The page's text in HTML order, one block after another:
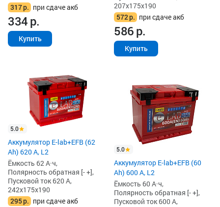
317р. при сдаче акб
334р.
Купить
207x175x190
572р. при сдаче акб
586р.
Купить
5.0
Аккумулятор E-lab+EFB (62
Ah) 620 А, L2
Ёмкость 62 А·ч,
Полярность обратная [- +],
Пусковой ток 620 А,
242x175x190
295р. при сдаче акб
5.0
Аккумулятор E-lab+EFB (60
Ah) 600 А, L2
Ёмкость 60 А·ч,
Полярность обратная [- +],
Пусковой ток 600 А,